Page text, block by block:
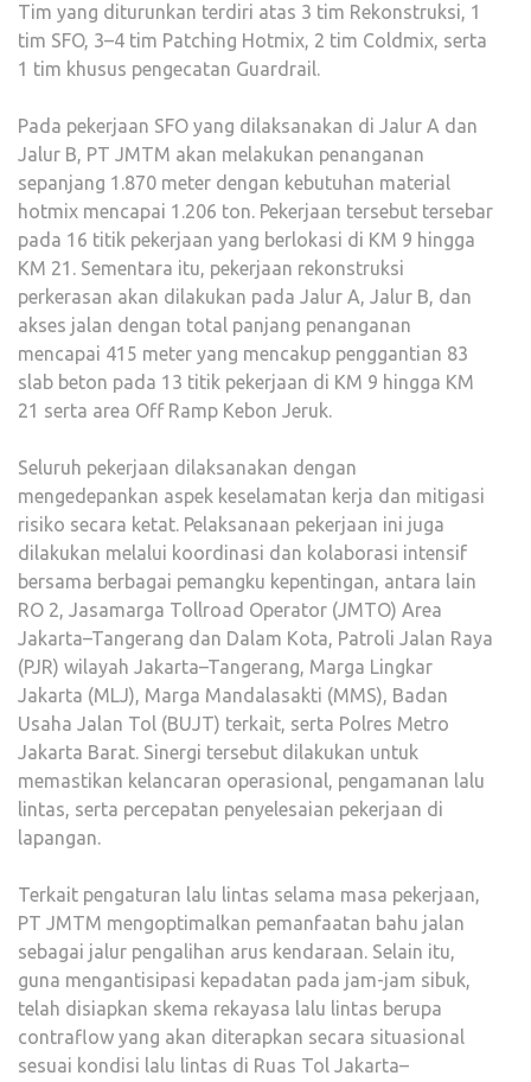
Tim yang diturunkan terdiri atas 3 tim Rekonstruksi, 1
tim SFO, 3–4 tim Patching Hotmix, 2 tim Coldmix, serta
1 tim khusus pengecatan Guardrail.
Pada pekerjaan SFO yang dilaksanakan di Jalur A dan
Jalur B, PT JMTM akan melakukan penanganan
sepanjang 1.870 meter dengan kebutuhan material
hotmix mencapai 1.206 ton. Pekerjaan tersebut tersebar
pada 16 titik pekerjaan yang berlokasi di KM 9 hingga
KM 21. Sementara itu, pekerjaan rekonstruksi
perkerasan akan dilakukan pada Jalur A, Jalur B, dan
akses jalan dengan total panjang penanganan
mencapai 415 meter yang mencakup penggantian 83
slab beton pada 13 titik pekerjaan di KM 9 hingga KM
21 serta area Off Ramp Kebon Jeruk.
Seluruh pekerjaan dilaksanakan dengan
mengedepankan aspek keselamatan kerja dan mitigasi
risiko secara ketat. Pelaksanaan pekerjaan ini juga
dilakukan melalui koordinasi dan kolaborasi intensif
bersama berbagai pemangku kepentingan, antara lain
RO 2, Jasamarga Tollroad Operator (JMTO) Area
Jakarta–Tangerang dan Dalam Kota, Patroli Jalan Raya
(PJR) wilayah Jakarta–Tangerang, Marga Lingkar
Jakarta (MLJ), Marga Mandalasakti (MMS), Badan
Usaha Jalan Tol (BUJT) terkait, serta Polres Metro
Jakarta Barat. Sinergi tersebut dilakukan untuk
memastikan kelancaran operasional, pengamanan lalu
lintas, serta percepatan penyelesaian pekerjaan di
lapangan.
Terkait pengaturan lalu lintas selama masa pekerjaan,
PT JMTM mengoptimalkan pemanfaatan bahu jalan
sebagai jalur pengalihan arus kendaraan. Selain itu,
guna mengantisipasi kepadatan pada jam-jam sibuk,
telah disiapkan skema rekayasa lalu lintas berupa
contraflow yang akan diterapkan secara situasional
sesuai kondisi lalu lintas di Ruas Tol Jakarta–